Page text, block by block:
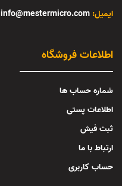
info@mestermicro.com :ایمیل
اطلاعات فروشگاه
شماره حساب ها
اطلاعات پستی
ثبت فیش
ارتباط با ما
حساب کاربری